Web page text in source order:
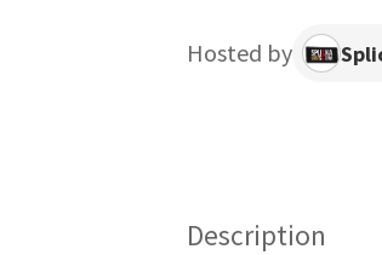
Hosted by
Description